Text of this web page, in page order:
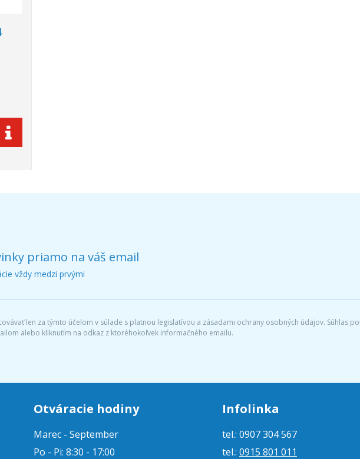
priamo na váš email
vždy medzi prvými
len za týmto účelom v súlade s platnou legislatívou a zásadami ochrany osobných údajov. Súhlas
alebo kliknutím na odkaz z ktoréhokoľvek informačného emailu.
Otváracie hodiny
Marec - September
Po - Pi: 8:30 - 17:00
Infolinka
tel.: 0907 304 567
tel.: 0915 801 011